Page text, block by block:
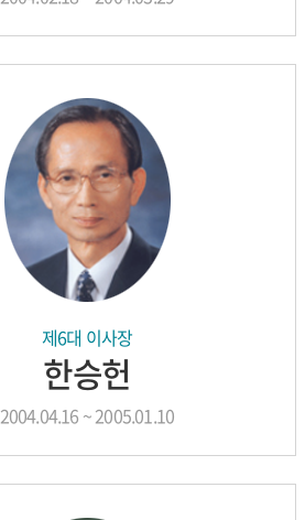
제6대 이사장
한승헌
2004.04.16 ~ 2005.01.10